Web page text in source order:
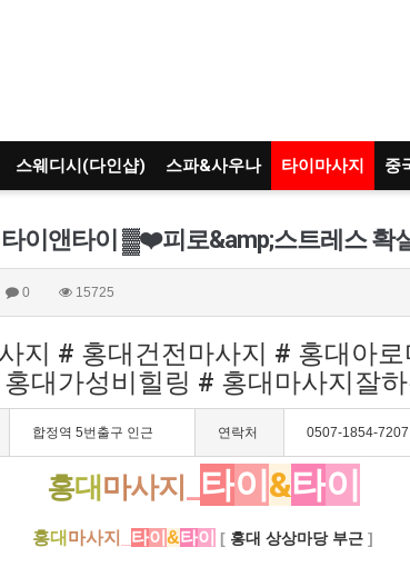
스웨디시(다인샵) 스파&사우나 타이마사지 중
0 15725
지 # 홍대건전마사지 # 홍대아
대가성비힐링 # 홍대마사지잘
합정역 5번출구 인근 연락처 0507-1854-7207
홍대 마사지 타이 &타이
홍대 마사지 타이 &타이 [ 홍대 상상마당 부근 ]